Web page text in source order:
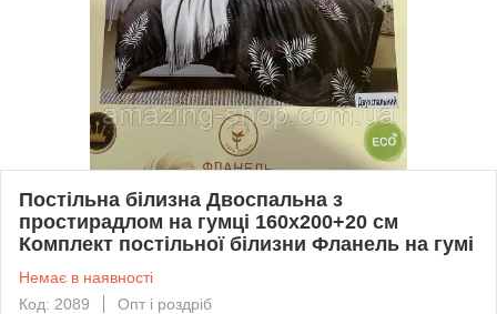
Постільна білизна Двоспальна з
простирадлом на гумці 160х200+20 см
Комплект постільної білизни Фланель на гумі
Немає в наявності
Код: 2089
Опт і роздріб